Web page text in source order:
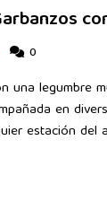
0
una legumbre
en
estación del